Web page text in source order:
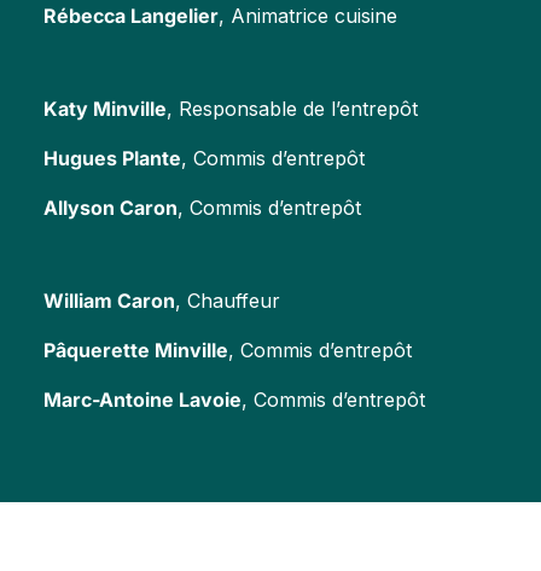
Rébecca Langelier, Animatrice cuisine
Katy Minville, Responsable de l’entrepôt
Hugues Plante, Commis d’entrepôt
Allyson Caron, Commis d’entrepôt
William Caron, Chauffeur
Pâquerette Minville, Commis d’entrepôt
Marc-Antoine Lavoie, Commis d’entrepôt